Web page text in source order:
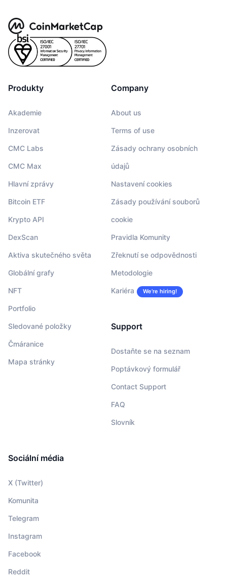
Produkty
Akademie
Inzerovat
CMC Labs
CMC Max
Hlavní zprávy
Bitcoin ETF
Krypto API
DexScan
Aktiva skutečného světa
Globální grafy
NFT
Portfolio
Sledované položky
Čmáranice
Mapa stránky
Company
About us
Terms of use
Zásady ochrany osobních
údajů
Nastavení cookies
Zásady používání souborů
cookie
Pravidla Komunity
Zřeknutí se odpovědnosti
Metodologie
Kariéra We’re hiring!
Support
Dostaňte se na seznam
Poptávkový formulář
Contact Support
FAQ
Slovník
Sociální média
X (Twitter)
Komunita
Telegram
Instagram
Facebook
Reddit